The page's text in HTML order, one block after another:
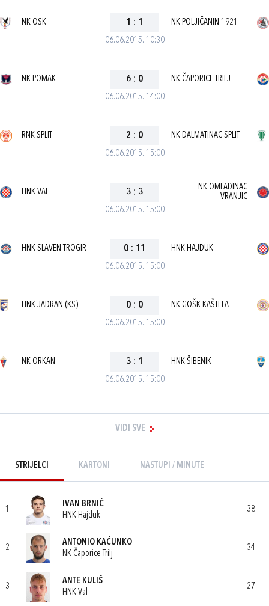
06.06.2015. 10:30
NK OSK 1 : 1 NK POLJIČANIN 1921
06.06.2015. 14:00
NK POMAK 6 : 0 NK ČAPORICE TRILJ
06.06.2015. 15:00
RNK SPLIT 2 : 0 NK DALMATINAC SPLIT
06.06.2015. 15:00
HNK VAL 3 : 3
NK OMLADINAC
VRANJIC
06.06.2015. 15:00
HNK SLAVEN TROGIR 0 : 11 HNK HAJDUK
06.06.2015. 15:00
HNK JADRAN (KS) 0 : 0 NK GOŠK KAŠTELA
06.06.2015. 15:00
NK ORKAN 3 : 1 HNK ŠIBENIK
VIDI SVE
STRIJELCI KARTONI NASTUPI / MINUTE
1
IVAN BRNIĆ
HNK Hajduk
38
2
ANTONIO KAĆUNKO
NK Čaporice Trilj
34
3
ANTE KULIŠ
HNK Val
27